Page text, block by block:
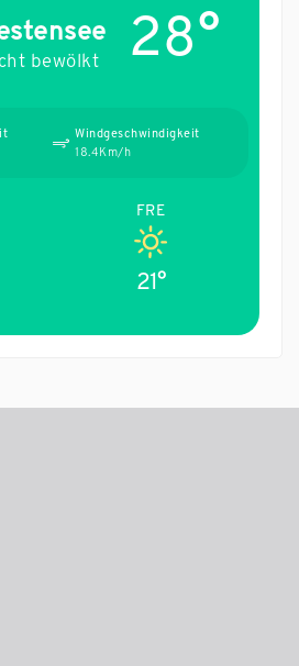
bewölkt 28°
Windgeschwindigkeit
18.4Km/h
FRE
21°